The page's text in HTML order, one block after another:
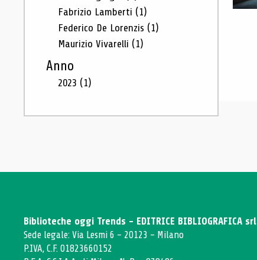
Fabrizio Lamberti (1)
Federico De Lorenzis (1)
Maurizio Vivarelli (1)
Anno
2023 (1)
Biblioteche oggi Trends - EDITRICE BIBLIOGRAFICA srl
Sede legale: Via Lesmi 6 - 20123 - Milano
P.IVA, C.F. 01823660152